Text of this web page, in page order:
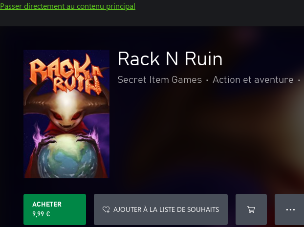
Passer directement au contenu principal
Rack N Ruin
Secret Item Games • Action et aventure •
ACHETER
9,99 €
AJOUTER À LA LISTE DE SOUHAITS ● ● ●